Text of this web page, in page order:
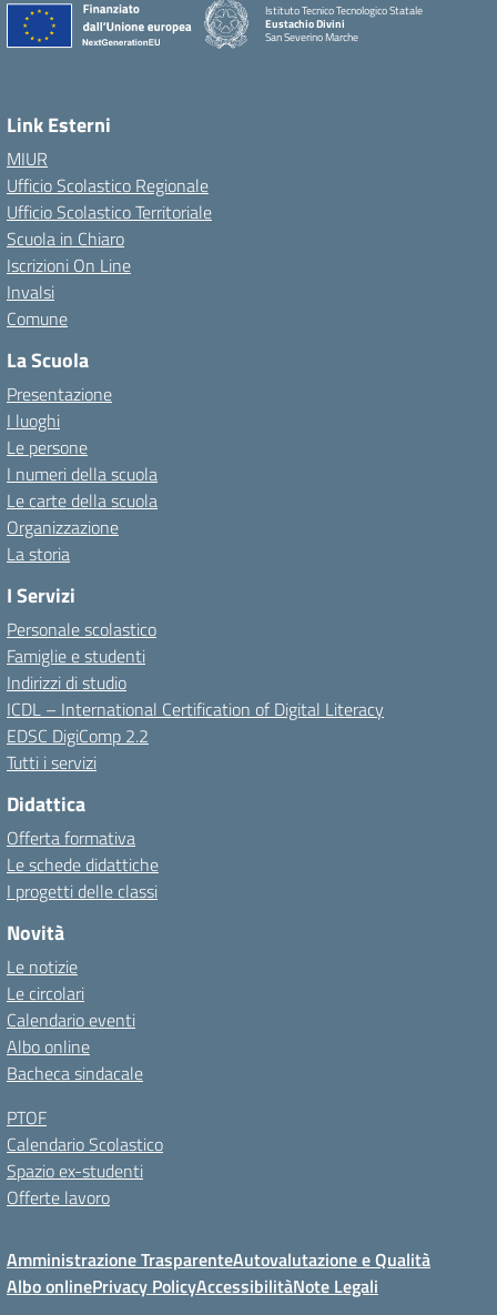
Istituto Tecnico Tecnologico Statale
Eustachio Divini
San Severino Marche
Link Esterni
MIUR
Ufficio Scolastico Regionale
Ufficio Scolastico Territoriale
Scuola in Chiaro
Iscrizioni On Line
Invalsi
Comune
La Scuola
Presentazione
I luoghi
Le persone
I numeri della scuola
Le carte della scuola
Organizzazione
La storia
I Servizi
Personale scolastico
Famiglie e studenti
Indirizzi di studio
ICDL – International Certification of Digital Literacy
EDSC DigiComp 2.2
Tutti i servizi
Didattica
Offerta formativa
Le schede didattiche
I progetti delle classi
Novità
Le notizie
Le circolari
Calendario eventi
Albo online
Bacheca sindacale
PTOF
Calendario Scolastico
Spazio ex-studenti
Offerte lavoro
Amministrazione TrasparenteAutovalutazione e Qualità
Albo onlinePrivacy PolicyAccessibilitàNote Legali